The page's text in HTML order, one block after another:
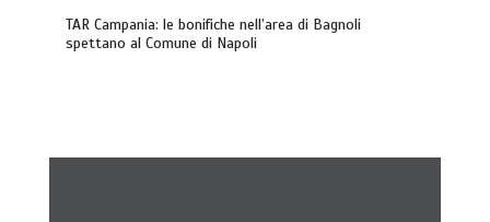
TAR Campania: le bonifiche nell’area di Bagnoli
spettano al Comune di Napoli